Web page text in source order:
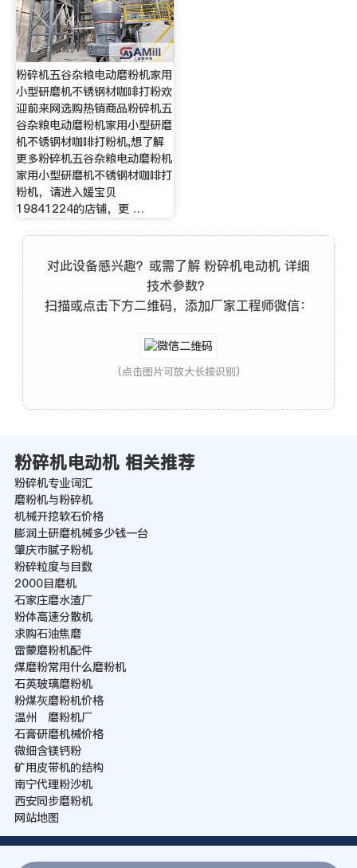
粉碎机五谷杂粮电动磨粉机家用
小型研磨机不锈钢材咖啡打粉欢
迎前来网选购热销商品粉碎机五
谷杂粮电动磨粉机家用小型研磨
机不锈钢材咖啡打粉机,想了解
更多粉碎机五谷杂粮电动磨粉机
家用小型研磨机不锈钢材咖啡打
粉机，请进入媛宝贝
19841224的店铺，更 …
对此设备感兴趣？或需了解 粉碎机电动机 详细
技术参数？
扫描或点击下方二维码，添加厂家工程师微信：
(点击图片可放大长按识别)
粉碎机电动机 相关推荐
粉碎机专业词汇
磨粉机与粉碎机
机械开挖软石价格
膨润土研磨机械多少钱一台
肇庆市腻子粉机
粉碎粒度与目数
2000目磨机
石家庄磨水渣厂
粉体高速分散机
求购石油焦磨
雷蒙磨粉机配件
煤磨粉常用什么磨粉机
石英玻璃磨粉机
粉煤灰磨粉机价格
温州 磨粉机厂
石膏研磨机械价格
微细含镁钙粉
矿用皮带机的结构
南宁代理粉沙机
西安同步磨粉机
网站地图